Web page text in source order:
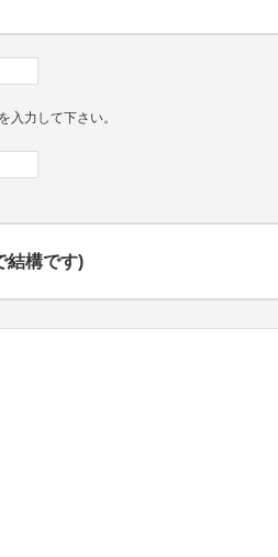
入力して下さい。
結構です)